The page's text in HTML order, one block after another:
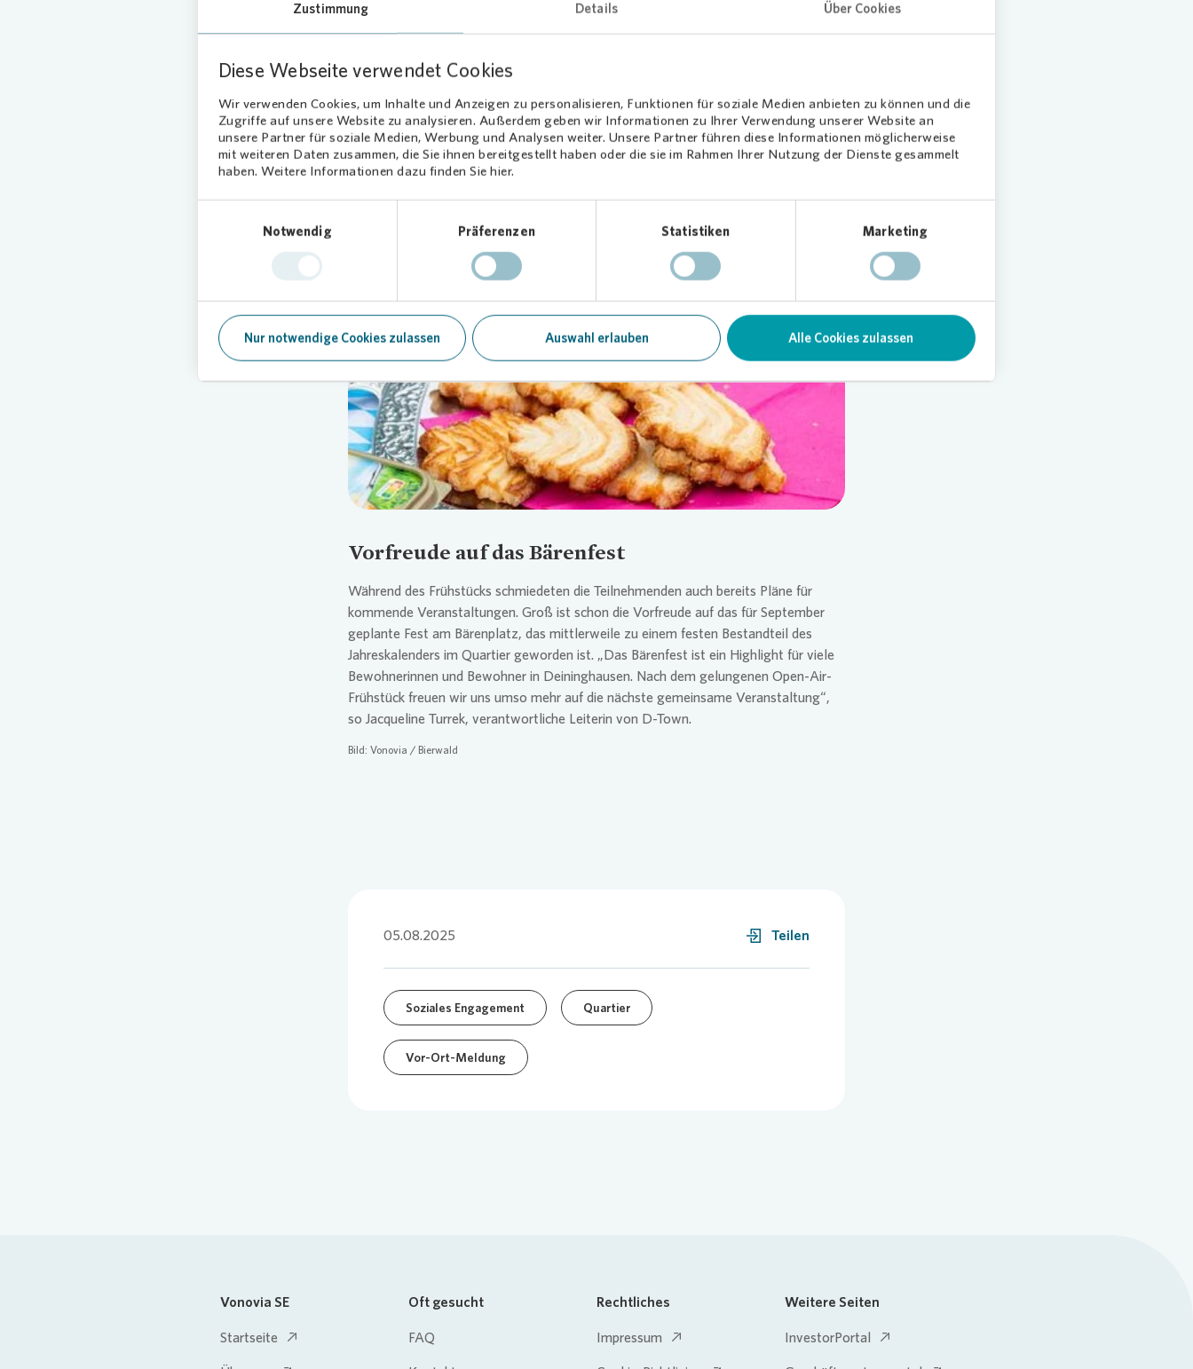
Zustimmung Details Über Cookies
Diese Webseite verwendet Cookies
Wir verwenden Cookies, um Inhalte und Anzeigen zu personalisieren, Funktionen für soziale Medien anbieten zu können und die
Zugriffe auf unsere Website zu analysieren. Außerdem geben wir Informationen zu Ihrer Verwendung unserer Website an
unsere Partner für soziale Medien, Werbung und Analysen weiter. Unsere Partner führen diese Informationen möglicherweise
mit weiteren Daten zusammen, die Sie ihnen bereitgestellt haben oder die sie im Rahmen Ihrer Nutzung der Dienste gesammelt
haben. Weitere Informationen dazu finden Sie hier.
Notwendig
Präferenzen Statistiken Marketing
Nur notwendige Cookies zulassen Auswahl erlauben Alle Cookies zulassen
Gemeinsam den Tisch decken
seinen mitgebrachten Speisen zum gemeinsamen Buffet bei.
Jugendzentrum D-Town sorgten für Obst, Kaffee und weitere Getränke. „Wir
wollten einen Rahmen schaffen, in dem sich die Menschen ungezwungen begegnen
und austauschen können. Das gemeinsame Frühstück bot die perfekte Gelegenheit,
miteinander ins Gespräch zu kommen und gleichzeitig die ortsansässigen Vereine
Quartiersmanager beiVonovia.
Loading...
Vorfreude auf das Bärenfest
Während des Frühstücks schmiedeten die Teilnehmenden auch bereits Pläne für
kommende Veranstaltungen. Groß ist schon die Vorfreude auf das für September
geplante Fest am Bärenplatz, das mittlerweile zu einem festen Bestandteil des
Jahreskalenders im Quartier geworden ist. „Das Bärenfest ist ein Highlight für viele
Bewohnerinnen und Bewohner in Deininghausen. Nach dem gelungenen Open-Air-
Frühstück freuen wir uns umso mehr auf die nächste gemeinsame Veranstaltung“,
so Jacqueline Turrek, verantwortliche Leiterin von D-Town.
Bild: Vonovia / Bierwald
05.08.2025 Teilen
Soziales Engagement Quartier
Vor-Ort-Meldung
Vonovia SE
Startseite
Oft gesucht
FAQ
Rechtliches
Impressum
Weitere Seiten
InvestorPortal